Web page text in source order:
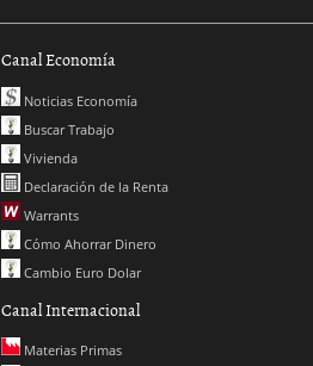
Canal Economía
Noticias Economía
Buscar Trabajo
Vivienda
Declaración de la Renta
Warrants
Cómo Ahorrar Dinero
Cambio Euro Dolar
Canal Internacional
Materias Primas